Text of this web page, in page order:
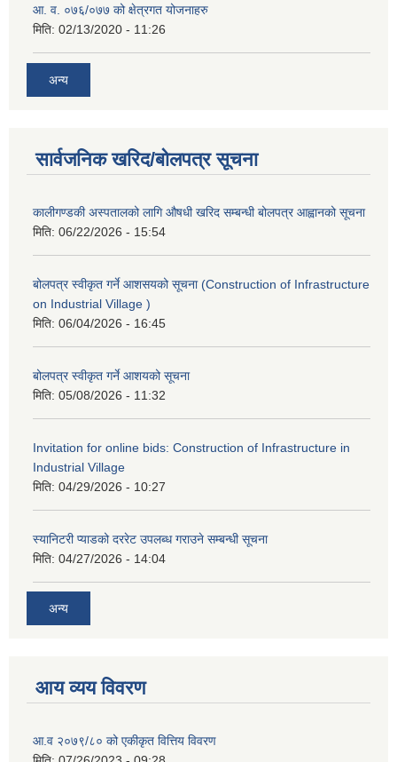
आ. व. ०७६/०७७ को क्षेत्रगत योजनाहरु
मिति: 02/13/2020 - 11:26
अन्य
सार्वजनिक खरिद/बोलपत्र सूचना
कालीगण्डकी अस्पतालको लागि औषधी खरिद सम्बन्धी बोलपत्र आह्वानको सूचना
मिति: 06/22/2026 - 15:54
बोलपत्र स्वीकृत गर्ने आशसयको सूचना (Construction of Infrastructure
on Industrial Village )
मिति: 06/04/2026 - 16:45
बोलपत्र स्वीकृत गर्ने आशयको सूचना
मिति: 05/08/2026 - 11:32
Invitation for online bids: Construction of Infrastructure in
Industrial Village
मिति: 04/29/2026 - 10:27
स्यानिटरी प्याडको दररेट उपलब्ध गराउने सम्बन्धी सूचना
मिति: 04/27/2026 - 14:04
अन्य
आय व्यय विवरण
आ.व २०७९/८० को एकीकृत वित्तिय विवरण